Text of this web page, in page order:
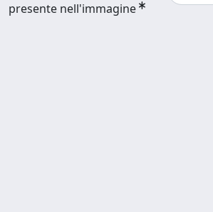
presente nell'immagine